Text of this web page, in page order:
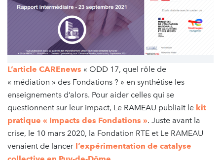
L’article CAREnews « ODD 17, quel rôle de
« médiation » des Fondations ? » en synthétise les
enseignements d’alors. Pour aider celles qui se
questionnent sur leur impact, Le RAMEAU publiait le kit
pratique « Impacts des Fondations ». Juste avant la
crise, le 10 mars 2020, la Fondation RTE et Le RAMEAU
venaient de lancer l’expérimentation de catalyse